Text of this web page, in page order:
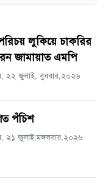
পরিচয় লুকিয়ে চাকরির
জামায়াত এমপি
২২ জুলাই, বুধবার,২০২৬
পঁচিশ
জুলাই,মঙ্গলবার,২০২৬